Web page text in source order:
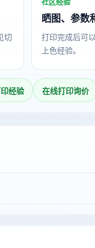
切
社区经验
晒图、参数
打印完成后可
上色经验。
经验 在线打印询价